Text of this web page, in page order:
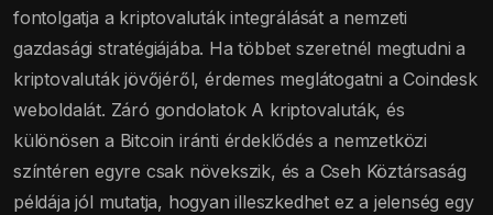
fontolgatja a kriptovaluták integrálását a nemzeti
gazdasági stratégiájába. Ha többet szeretnél megtudni a
kriptovaluták jövőjéről, érdemes meglátogatni a Coindesk
weboldalát. Záró gondolatok A kriptovaluták, és
különösen a Bitcoin iránti érdeklődés a nemzetközi
színtéren egyre csak növekszik, és a Cseh Köztársaság
példája jól mutatja, hogyan illeszkedhet ez a jelenség egy